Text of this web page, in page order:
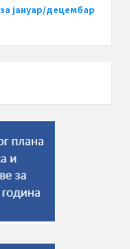
јануар/децембар